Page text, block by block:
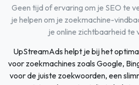
Geen tijd of ervaring om je SEO te
je helpen om je zoekmachine-
je online zichtbaarheid te
UpStreamAds helpt je bij het
voor zoekmachines zoals Google,
voor de juiste zoekwoorden, een